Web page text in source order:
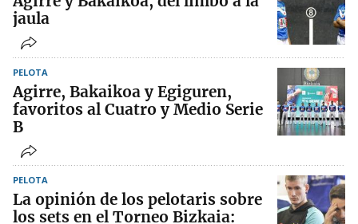
jaula
PELOTA
Agirre, Bakaikoa y Egiguren,
favoritos al Cuatro y Medio Serie
B
PELOTA
La opinión de los pelotaris sobre
los sets en el Torneo Bizkaia: